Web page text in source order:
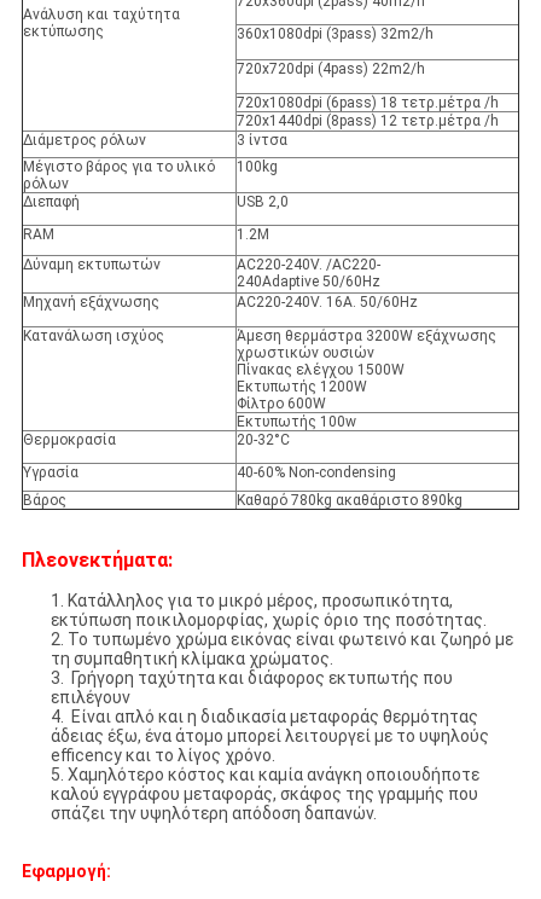
Ανάλυση και ταχύτητα
εκτύπωσης
360x1080dpi (3pass) 32m2/h
720x720dpi (4pass) 22m2/h
720x1080dpi (6pass) 18 τετρ.μέτρα /h
720x1440dpi (8pass) 12 τετρ.μέτρα /h
Διάμετρος ρόλων
3 ίντσα
Μέγιστο βάρος για το υλικό
ρόλων
100kg
Διεπαφή
USB 2,0
RAM
1.2M
Δύναμη εκτυπωτών
AC220-240V. /AC220-
240Adaptive 50/60Hz
Μηχανή εξάχνωσης
AC220-240V. 16A. 50/60Hz
Κατανάλωση ισχύος
Άμεση θερμάστρα 3200W εξάχνωσης
χρωστικών ουσιών
Πίνακας ελέγχου 1500W
Εκτυπωτής 1200W
Φίλτρο 600W
Εκτυπωτής 100w
Θερμοκρασία
20-32°C
Υγρασία
40-60% Non-condensing
Βάρος
Καθαρό 780kg ακαθάριστο 890kg
Πλεονεκτήματα:
1. Κατάλληλος για το μικρό μέρος, προσωπικότητα,
εκτύπωση ποικιλομορφίας, χωρίς όριο της ποσότητας.
2. Το τυπωμένο χρώμα εικόνας είναι φωτεινό και ζωηρό με
τη συμπαθητική κλίμακα χρώματος.
3. Γρήγορη ταχύτητα και διάφορος εκτυπωτής που
επιλέγουν
4. Είναι απλό και η διαδικασία μεταφοράς θερμότητας
άδειας έξω, ένα άτομο μπορεί λειτουργεί με το υψηλούς
efficency και το λίγος χρόνο.
5. Χαμηλότερο κόστος και καμία ανάγκη οποιουδήποτε
καλού εγγράφου μεταφοράς, σκάφος της γραμμής που
σπάζει την υψηλότερη απόδοση δαπανών.
Εφαρμογή: